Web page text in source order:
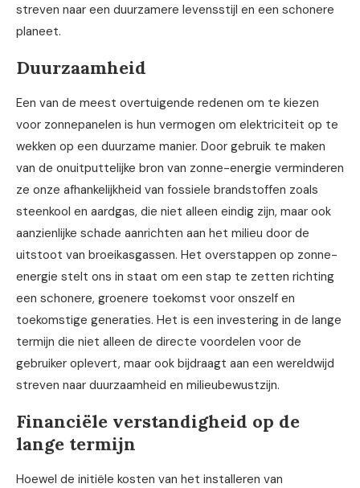
streven naar een duurzamere levensstijl en een schonere
planeet.
Duurzaamheid
Een van de meest overtuigende redenen om te kiezen
voor zonnepanelen is hun vermogen om elektriciteit op te
wekken op een duurzame manier. Door gebruik te maken
van de onuitputtelijke bron van zonne-energie verminderen
ze onze afhankelijkheid van fossiele brandstoffen zoals
steenkool en aardgas, die niet alleen eindig zijn, maar ook
aanzienlijke schade aanrichten aan het milieu door de
uitstoot van broeikasgassen. Het overstappen op zonne-
energie stelt ons in staat om een stap te zetten richting
een schonere, groenere toekomst voor onszelf en
toekomstige generaties. Het is een investering in de lange
termijn die niet alleen de directe voordelen voor de
gebruiker oplevert, maar ook bijdraagt aan een wereldwijd
streven naar duurzaamheid en milieubewustzijn.
Financiële verstandigheid op de
lange termijn
Hoewel de initiële kosten van het installeren van